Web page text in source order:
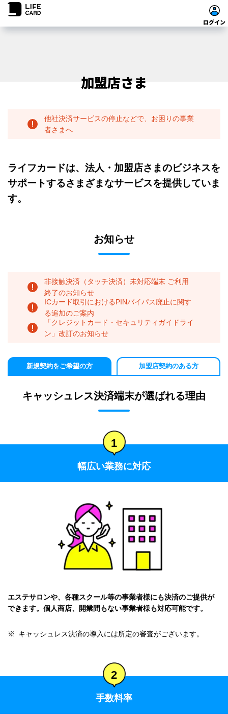
ログイン
加盟店さま
他社決済サービスの停止などで、お困りの事業
者さまへ
ライフカードは、法人・加盟店さまのビジネスを
サポートするさまざまなサービスを提供していま
す。
お知らせ
非接触決済（タッチ決済）未対応端末 ご利用
終了のお知らせ
ICカード取引におけるPINバイパス廃止に関す
る追加のご案内
「クレジットカード・セキュリティガイドライ
ン」改訂のお知らせ
新規契約をご希望の方 加盟店契約のある方
キャッシュレス決済端末が選ばれる理由
1
幅広い業務に対応
エステサロンや、各種スクール等の事業者様にも決済のご提供が
できます。個人商店、開業間もない事業者様も対応可能です。
※ キャッシュレス決済の導入には所定の審査がございます。
2
手数料率